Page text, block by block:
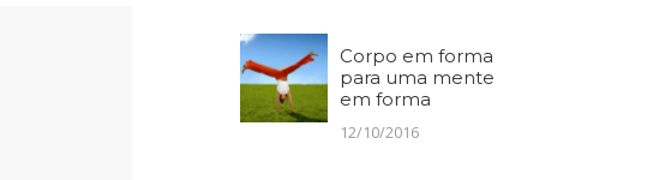
Corpo em forma
para uma mente
em forma
12/10/2016